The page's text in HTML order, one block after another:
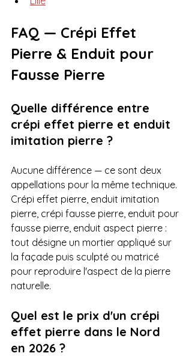
FAQ — Crépi Effet
Pierre & Enduit pour
Fausse Pierre
Quelle différence entre
crépi effet pierre et enduit
imitation pierre ?
Aucune différence — ce sont deux
appellations pour la même technique.
Crépi effet pierre, enduit imitation
pierre, crépi fausse pierre, enduit pour
fausse pierre, enduit aspect pierre :
tout désigne un mortier appliqué sur
la façade puis sculpté ou matricé
pour reproduire l'aspect de la pierre
naturelle.
Quel est le prix d'un crépi
effet pierre dans le Nord
en 2026 ?